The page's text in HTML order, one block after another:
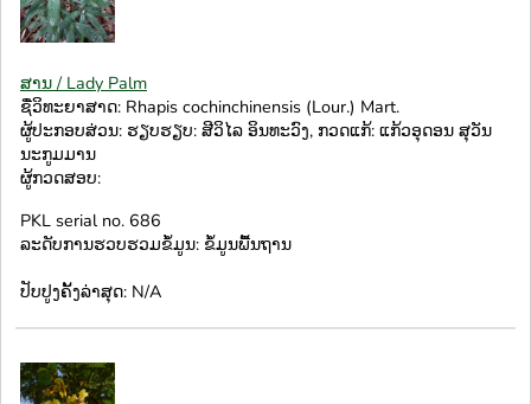
ສານ / Lady Palm
ຊື່ວິທະຍາສາດ: Rhapis cochinchinensis (Lour.) Mart.
ຜູ້ປະກອບສ່ວນ: ຮຽບຮຽບ: ສີວິໄລ ອິນທະວົງ, ກວດແກ້: ແກ້ວອຸດອນ ສຸວັນ
ນະກູມມານ
ຜູ້ກວດສອບ:
PKL serial no. 686
ລະດັບການຮວບຮວມຂໍ້ມູນ: ຂໍ້ມູນພື້ນຖານ
ປັບປູງຄັ້ງລ່າສຸດ: N/A